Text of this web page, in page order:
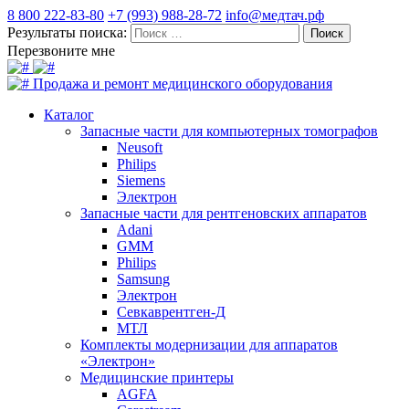
8 800 222-83-80 +7 (993) 988-28-72 info@медтач.рф
Результаты поиска:
Перезвоните мне
Продажа и ремонт медицинского оборудования
Каталог
Запасные части для компьютерных томографов
Neusoft
Philips
Siemens
Электрон
Запасные части для рентгеновских аппаратов
Adani
GMM
Philips
Samsung
Электрон
Севкаврентген-Д
МТЛ
Комплекты модернизации для аппаратов
«Электрон»
Медицинские принтеры
AGFA